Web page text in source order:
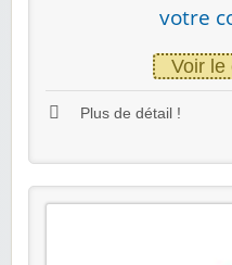
votre
Voir le
Plus de détail !